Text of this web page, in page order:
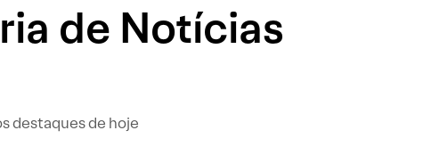
de Notícias
destaques de hoje